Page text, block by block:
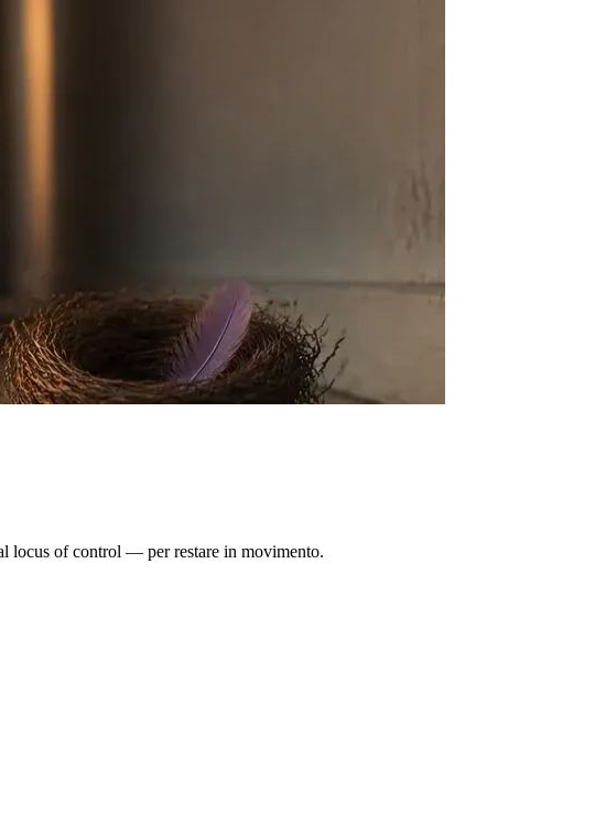
locus of control — per restare in movimento.